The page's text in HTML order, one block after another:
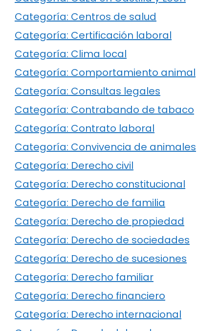
Categoría: Centros de salud
Categoría: Certificación laboral
Categoría: Clima local
Categoría: Comportamiento animal
Categoría: Consultas legales
Categoría: Contrabando de tabaco
Categoría: Contrato laboral
Categoría: Convivencia de animales
Categoría: Derecho civil
Categoría: Derecho constitucional
Categoría: Derecho de familia
Categoría: Derecho de propiedad
Categoría: Derecho de sociedades
Categoría: Derecho de sucesiones
Categoría: Derecho familiar
Categoría: Derecho financiero
Categoría: Derecho internacional